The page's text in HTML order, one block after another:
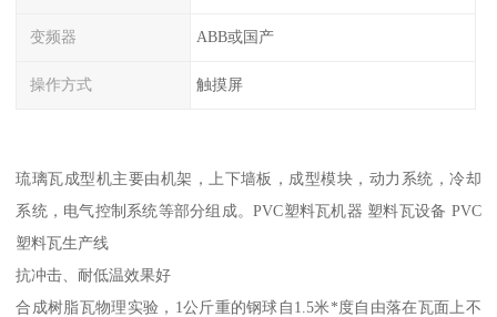
变频器 ABB或国产
操作方式 触摸屏
琉璃瓦成型机主要由机架，上下墙板，成型模块，动力系统，冷却
系统，电气控制系统等部分组成。PVC塑料瓦机器 塑料瓦设备 PVC
塑料瓦生产线
抗冲击、耐低温效果好
合成树脂瓦物理实验，1公斤重的钢球自1.5米*度自由落在瓦面上不